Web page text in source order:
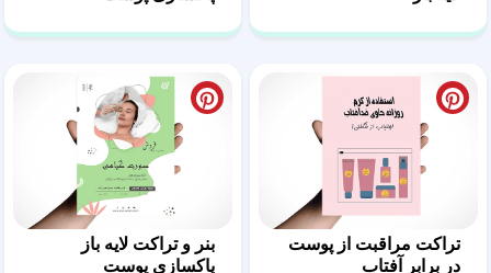
تراکت مراقبت از پوست
در برابر آفتاب
بنر و تراکت لایه باز
پاکسازی پوست